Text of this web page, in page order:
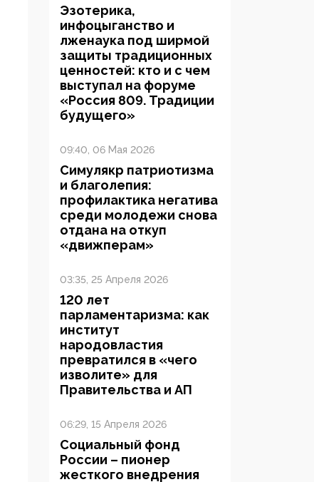
Эзотерика,
инфоцыганство и
лженаука под ширмой
защиты традиционных
ценностей: кто и с чем
выступал на форуме
«Россия 809. Традиции
будущего»
09:40, 06 Мая 2026
Симулякр патриотизма
и благолепия:
профилактика негатива
среди молодежи снова
отдана на откуп
«движперам»
03:35, 25 Апреля 2026
120 лет
парламентаризма: как
институт
народовластия
превратился в «чего
изволите» для
Правительства и АП
06:29, 15 Апреля 2026
Социальный фонд
России – пионер
жесткого внедрения